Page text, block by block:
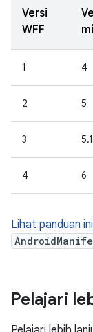
Versi
WFF
1 4
2 5
3 5.1
4 6
Lihat panduan ini
Pelajari